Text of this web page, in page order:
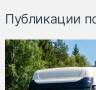
Публикации